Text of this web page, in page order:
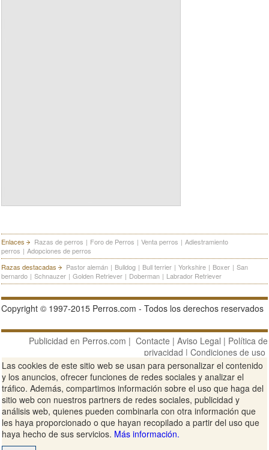
Enlaces Razas de perros | Foro de Perros | Venta perros | Adiestramiento
perros | Adopciones de perros
Razas destacadas
Pastor alemán | Bulldog | Bull terrier | Yorkshire | Boxer | San
bernardo | Schnauzer | Golden Retriever | Doberman | Labrador Retriever
Copyright © 1997-2015 Perros.com - Todos los derechos reservados
Publicidad en Perros.com | Contacte | Aviso Legal | Política de
privacidad | Condiciones de uso
Ver sitio web completo
Las cookies de este sitio web se usan para personalizar el contenido
y los anuncios, ofrecer funciones de redes sociales y analizar el
tráfico. Además, compartimos información sobre el uso que haga del
sitio web con nuestros partners de redes sociales, publicidad y
análisis web, quienes pueden combinarla con otra información que
les haya proporcionado o que hayan recopilado a partir del uso que
haya hecho de sus servicios. Más información.